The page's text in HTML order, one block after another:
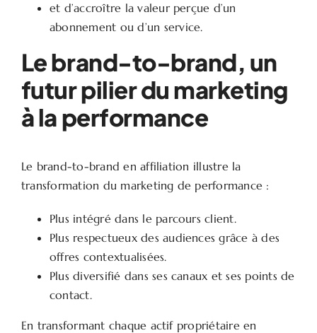
et d’accroître la valeur perçue d’un
abonnement ou d’un service.
Le brand-to-brand, un
futur pilier du marketing
à la performance
Le brand-to-brand en affiliation illustre la
transformation du marketing de performance :
Plus intégré dans le parcours client.
Plus respectueux des audiences grâce à des
offres contextualisées.
Plus diversifié dans ses canaux et ses points de
contact.
En transformant chaque actif propriétaire en